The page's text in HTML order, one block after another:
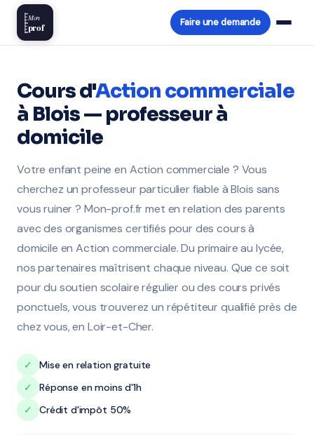
Mon
prof Faire une demande
Cours d'Action commerciale
à Blois — professeur à
domicile
Votre enfant peine en Action commerciale ? Vous
cherchez un professeur particulier fiable à Blois sans
vous ruiner ? Mon-prof.fr met en relation des parents
avec des organismes certifiés pour des cours à
domicile en Action commerciale. Du primaire au lycée,
nos partenaires maîtrisent chaque niveau. Que ce soit
pour du soutien scolaire régulier ou des cours privés
ponctuels, vous trouverez un répétiteur qualifié près de
chez vous, en Loir-et-Cher.
✓
Mise en relation gratuite
✓
Réponse en moins d'1h
✓
Crédit d'impôt 50%